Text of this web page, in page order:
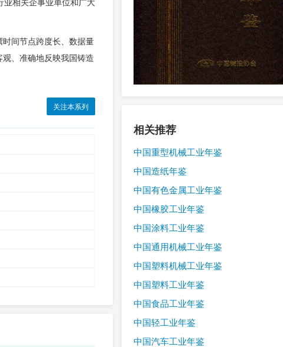
相关企事业单位和广大
时间节点跨度长、数据量
、准确地反映我国铸造
关注本系列
相关推荐
中国重型机械工业年鉴
中国造纸年鉴
中国有色金属工业年鉴
中国橡胶工业年鉴
中国涂料工业年鉴
中国通用机械工业年鉴
中国塑料机械工业年鉴
中国塑料工业年鉴
中国食品工业年鉴
中国轻工业年鉴
中国汽车工业年鉴